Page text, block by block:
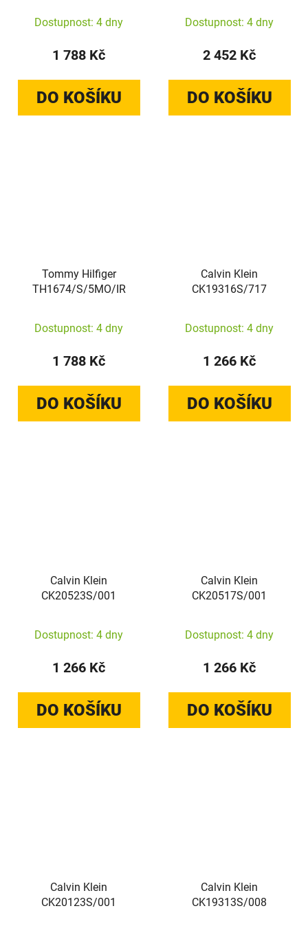
Dostupnost: 4 dny
1 788 Kč
DO KOŠÍKU
Dostupnost: 4 dny
2 452 Kč
DO KOŠÍKU
Tommy Hilfiger
TH1674/S/5MO/IR
Dostupnost: 4 dny
1 788 Kč
DO KOŠÍKU
Calvin Klein
CK19316S/717
Dostupnost: 4 dny
1 266 Kč
DO KOŠÍKU
Calvin Klein
CK20523S/001
Dostupnost: 4 dny
1 266 Kč
DO KOŠÍKU
Calvin Klein
CK20517S/001
Dostupnost: 4 dny
1 266 Kč
DO KOŠÍKU
Calvin Klein
CK20123S/001
Calvin Klein
CK19313S/008